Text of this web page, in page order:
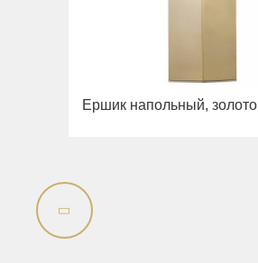
Ершик напольный, золото